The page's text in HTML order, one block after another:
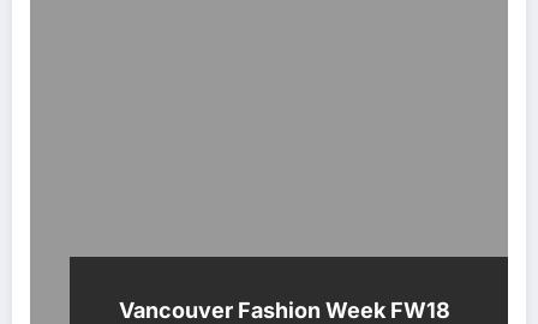
Vancouver Fashion Week FW18